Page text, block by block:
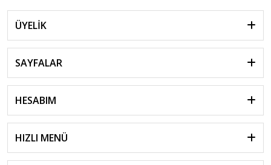
ÜYELİK
SAYFALAR
HESABIM
HIZLI MENÜ